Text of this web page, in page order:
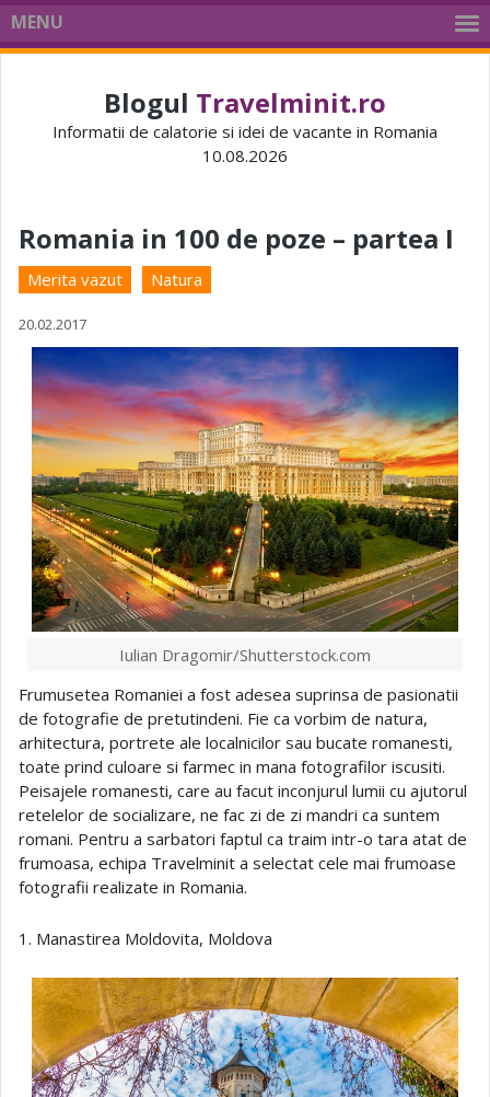
MENU
Blogul Travelminit.ro
Informatii de calatorie si idei de vacante in Romania
10.08.2026
Romania in 100 de poze – partea I
Merita vazut Natura
20.02.2017
Iulian Dragomir/Shutterstock.com
Frumusetea Romaniei a fost adesea suprinsa de pasionatii
de fotografie de pretutindeni. Fie ca vorbim de natura,
arhitectura, portrete ale localnicilor sau bucate romanesti,
toate prind culoare si farmec in mana fotografilor iscusiti.
Peisajele romanesti, care au facut inconjurul lumii cu ajutorul
retelelor de socializare, ne fac zi de zi mandri ca suntem
romani. Pentru a sarbatori faptul ca traim intr-o tara atat de
frumoasa, echipa Travelminit a selectat cele mai frumoase
fotografii realizate in Romania.
1. Manastirea Moldovita, Moldova